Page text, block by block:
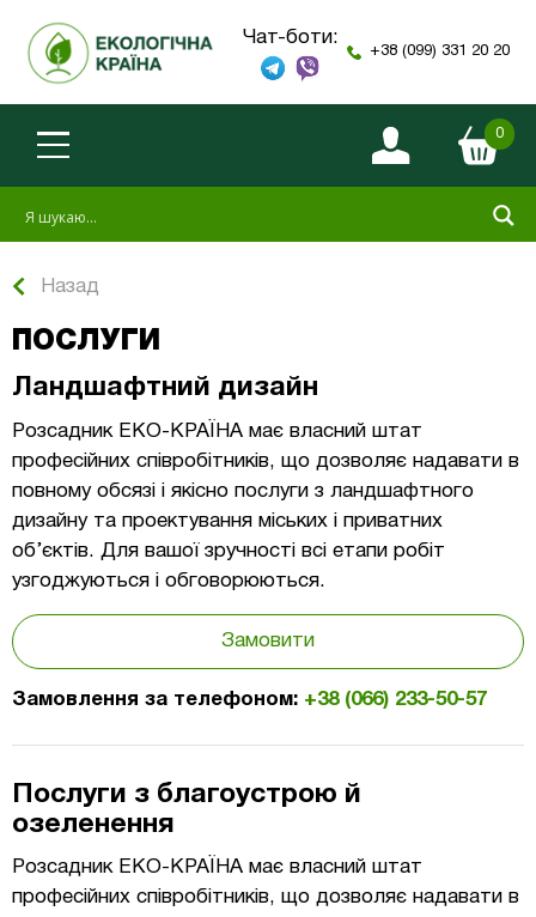
Чат-боти:
+38 (099) 331 20 20
0
Назад
ПОСЛУГИ
Ландшафтний дизайн
Розсадник ЕКО-КРАЇНА має власний штат
професійних співробітників, що дозволяє надавати в
повному обсязі і якісно послуги з ландшафтного
дизайну та проектування міських і приватних
об’єктів. Для вашої зручності всі етапи робіт
узгоджуються і обговорюються.
Замовити
Замовлення за телефоном: +38 (066) 233-50-57
Послуги з благоустрою й
озеленення
Розсадник ЕКО-КРАЇНА має власний штат
професійних співробітників, що дозволяє надавати в